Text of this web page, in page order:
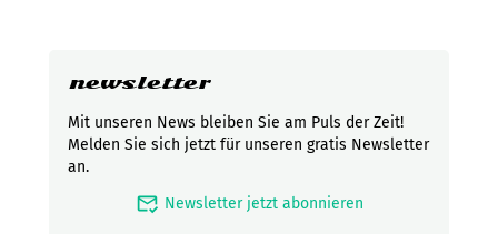
newsletter
Mit unseren News bleiben Sie am Puls der Zeit!
Melden Sie sich jetzt für unseren gratis Newsletter
an.
mark_email_read Newsletter jetzt abonnieren